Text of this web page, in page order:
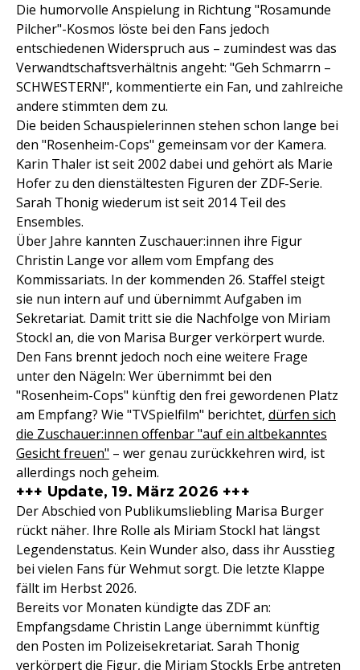
Die humorvolle Anspielung in Richtung "Rosamunde
Pilcher"-Kosmos löste bei den Fans jedoch
entschiedenen Widerspruch aus – zumindest was das
Verwandtschaftsverhältnis angeht: "Geh Schmarrn –
SCHWESTERN!", kommentierte ein Fan, und zahlreiche
andere stimmten dem zu.
Die beiden Schauspielerinnen stehen schon lange bei
den "Rosenheim-Cops" gemeinsam vor der Kamera.
Karin Thaler ist seit 2002 dabei und gehört als Marie
Hofer zu den dienstältesten Figuren der ZDF-Serie.
Sarah Thonig wiederum ist seit 2014 Teil des
Ensembles.
Über Jahre kannten Zuschauer:innen ihre Figur
Christin Lange vor allem vom Empfang des
Kommissariats. In der kommenden 26. Staffel steigt
sie nun intern auf und übernimmt Aufgaben im
Sekretariat. Damit tritt sie die Nachfolge von Miriam
Stockl an, die von Marisa Burger verkörpert wurde.
Den Fans brennt jedoch noch eine weitere Frage
unter den Nägeln: Wer übernimmt bei den
"Rosenheim-Cops" künftig den frei gewordenen Platz
am Empfang? Wie "TVSpielfilm" berichtet, dürfen sich
die Zuschauer:innen offenbar "auf ein altbekanntes
Gesicht freuen" – wer genau zurückkehren wird, ist
allerdings noch geheim.
+++ Update, 19. März 2026 +++
Der Abschied von Publikumsliebling Marisa Burger
rückt näher. Ihre Rolle als Miriam Stockl hat längst
Legendenstatus. Kein Wunder also, dass ihr Ausstieg
bei vielen Fans für Wehmut sorgt. Die letzte Klappe
fällt im Herbst 2026.
Bereits vor Monaten kündigte das ZDF an:
Empfangsdame Christin Lange übernimmt künftig
den Posten im Polizeisekretariat. Sarah Thonig
verkörpert die Figur, die Miriam Stockls Erbe antreten